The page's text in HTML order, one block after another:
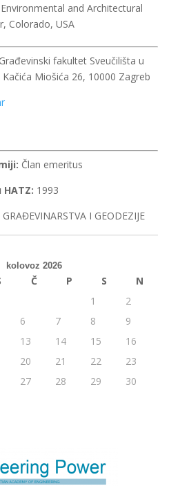
and Architectural
Colorado, USA
Građevinski fakultet Sveučilišta u
Miošića 26, 10000 Zagreb
Član emeritus
1993
GRAĐEVINARSTVA I GEODEZIJE
kolovoz 2026
Č P S
N
1
2
6 7 8
9
13 14 15
16
20 21 22
23
27 28 29
30